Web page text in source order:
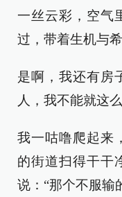
一丝云彩，空气
过，带着生机与希
是啊，我还有房
人，我不能就这
我一咕噜爬起来
的街道扫得干干
说：“那个不服输